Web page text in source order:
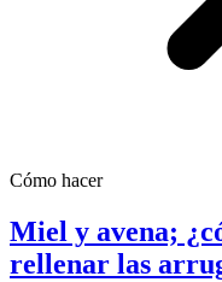
Cómo hacer
Miel y avena;
rellenar las